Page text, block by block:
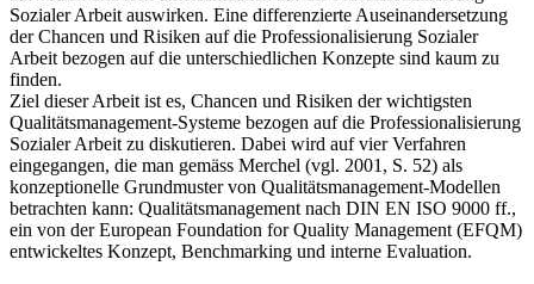
Sozialer Arbeit auswirken. Eine differenzierte Auseinandersetzung
der Chancen und Risiken auf die Professionalisierung Sozialer
Arbeit bezogen auf die unterschiedlichen Konzepte sind kaum zu
finden.
Ziel dieser Arbeit ist es, Chancen und Risiken der wichtigsten
Qualitätsmanagement-Systeme bezogen auf die Professionalisierung
Sozialer Arbeit zu diskutieren. Dabei wird auf vier Verfahren
eingegangen, die man gemäss Merchel (vgl. 2001, S. 52) als
konzeptionelle Grundmuster von Qualitätsmanagement-Modellen
betrachten kann: Qualitätsmanagement nach DIN EN ISO 9000 ff.,
ein von der European Foundation for Quality Management (EFQM)
entwickeltes Konzept, Benchmarking und interne Evaluation.